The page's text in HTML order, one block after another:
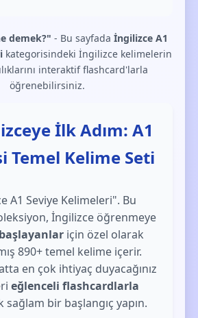
demek?" - Bu sayfada İngilizce A1
kategorisindeki İngilizce kelimelerin
interaktif flashcard'larla
öğrenebilirsiniz.
İlk Adım: A1
Temel Kelime Seti
A1 Seviye Kelimeleri". Bu
İngilizce öğrenmeye
için özel olarak
890+ temel kelime içerir.
en çok ihtiyaç duyacağınız
eğlenceli flashcardlarla
bir başlangıç yapın.